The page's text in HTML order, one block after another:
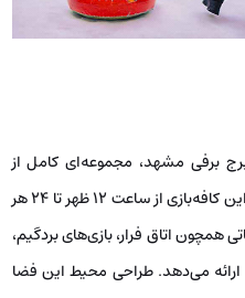
برفی مشهد، مجموعه‌ای کامل از
سرگرمی‌های گروهی و خانوادگی است. این کافه‌بازی از ساعت ۱۲ ظهر تا ۲۴ هر
همچون اتاق فرار، بازی‌های بردگیم،
می‌دهد. طراحی محیط این فضا